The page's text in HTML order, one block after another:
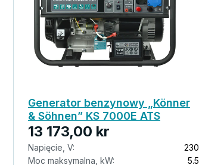
Generator benzynowy „Könner
& Söhnen” KS 7000E ATS
13 173,00 kr
Napięcie, V:
230
Moc maksymalna, kW:
5.5